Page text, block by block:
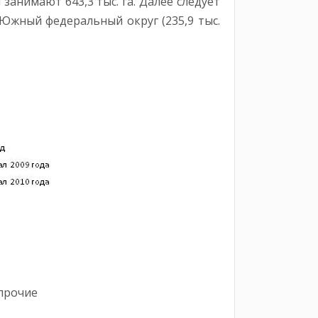
федеральный округ (235,9 тыс.